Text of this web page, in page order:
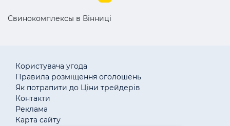
Свинокомплексы в Вінниці
Користувача угода
Правила розміщення оголошень
Як потрапити до Ціни трейдерів
Контакти
Реклама
Карта сайту